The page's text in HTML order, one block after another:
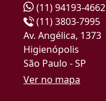
(11) 94193-4662
(11) 3803-7995
Av. Angélica, 1373
Higienópolis
São Paulo - SP
Ver no mapa